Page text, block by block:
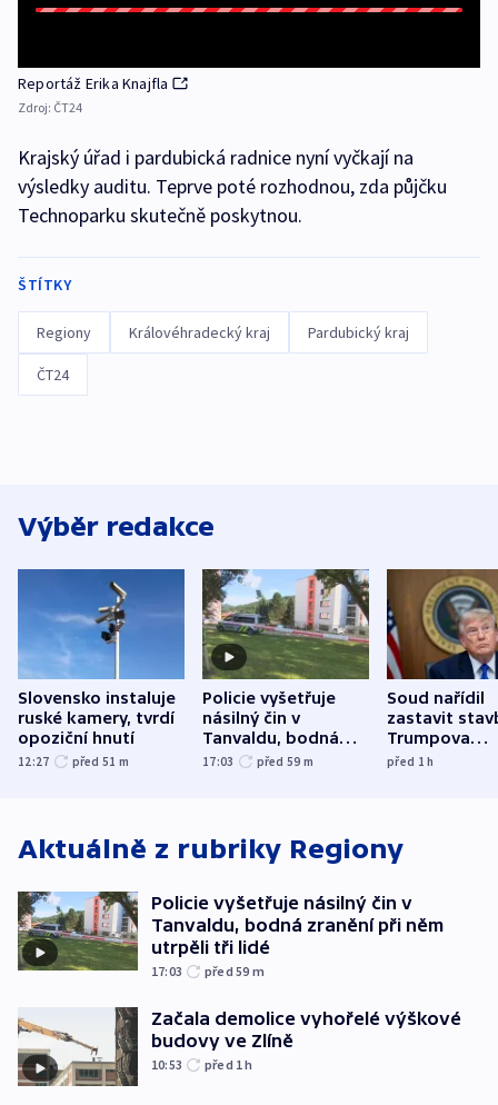
Reportáž Erika Knajfla
Zdroj: ČT24
Krajský úřad i pardubická radnice nyní vyčkají na
výsledky auditu. Teprve poté rozhodnou, zda půjčku
Technoparku skutečně poskytnou.
ŠTÍTKY
Regiony Královéhradecký kraj Pardubický kraj
ČT24
Výběr redakce
Slovensko instaluje
ruské kamery, tvrdí
opoziční hnutí
12:27 před 51 m
Policie vyšetřuje
násilný čin v
Tanvaldu, bodná
zranění při něm
17:03 před 59 m
Soud nařídil
zastavit
Trumpova
tanečního
před 1h
Aktuálně z rubriky Regiony
Policie vyšetřuje násilný čin v
Tanvaldu, bodná zranění při něm
utrpěli tři lidé
17:03 před 59 m
Začala demolice vyhořelé výškové
budovy ve Zlíně
10:53 před 1h